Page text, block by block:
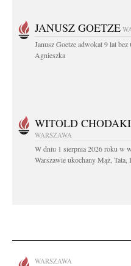
JANUSZ GOETZE
Janusz Goetze adwokat 9 lat bez
Agnieszka
WITOLD
WARSZAWA
W dniu 1 sierpnia 2026 roku w
Warszawie ukochany Mąż, Tata,
WARSZAWA